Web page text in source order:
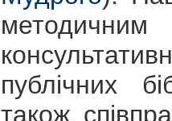
методичним
публічних
також